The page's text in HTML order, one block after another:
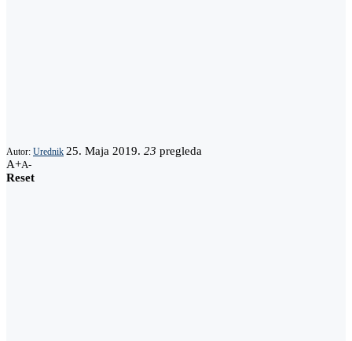
Autor: Urednik 25. Maja 2019. 23 pregleda
A+A-
Reset